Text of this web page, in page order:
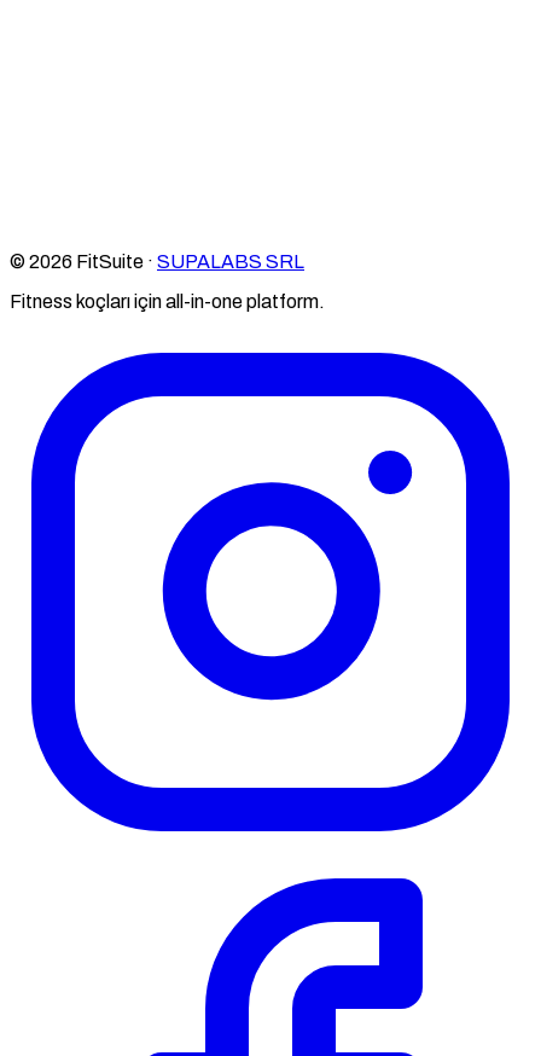
© 2026 FitSuite · SUPALABS SRL
Fitness koçları için all-in-one platform.